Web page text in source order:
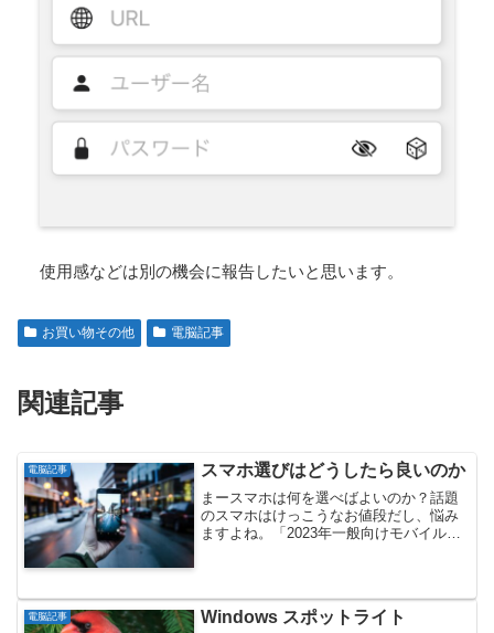
使用感などは別の機会に報告したいと思います。
お買い物その他 電脳記事
関連記事
電脳記事 スマホ選びはどうしたら良いのか
まースマホは何を選べばよいのか？話題
のスマホはけっこうなお値段だし、悩み
ますよね。「2023年一般向けモバイル動
電脳記事 Windows スポットライト